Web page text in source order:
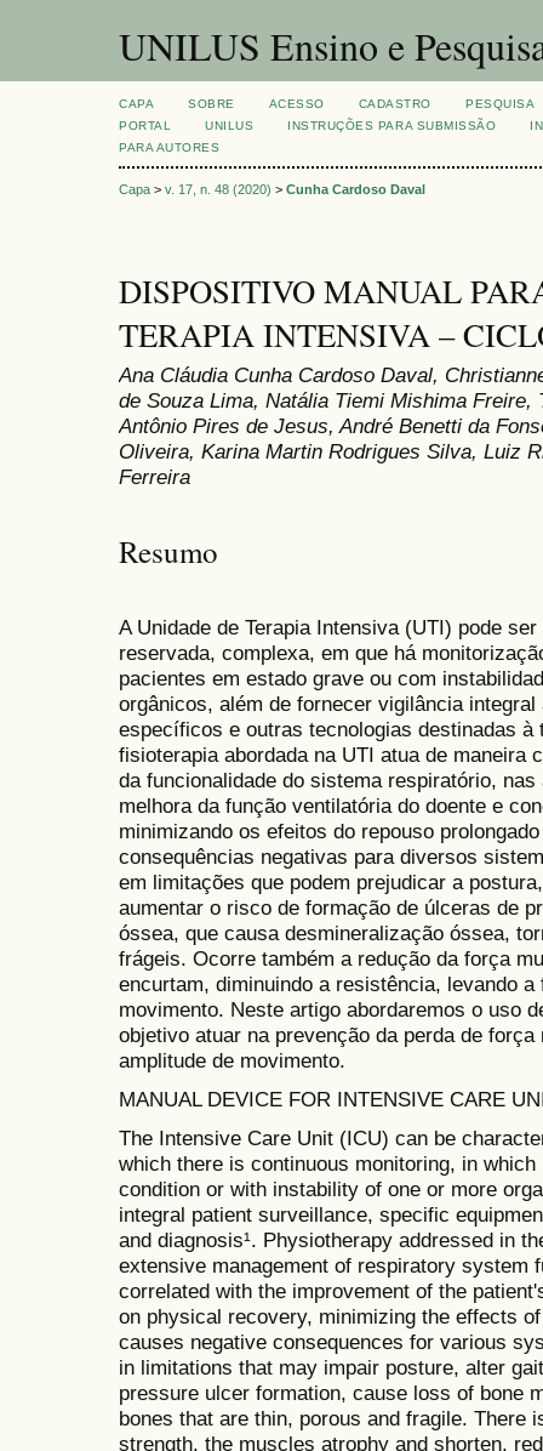
UNILUS Ensino e
CAPA SOBRE ACESSO CADASTRO
PESQUISA
PORTAL
UNILUS INSTRUÇÕES PARA SUBMISSÃO
PARA AUTORES
Capa > v. 17, n. 48 (2020) > Cunha Cardoso Daval
DISPOSITIVO MANUAL
TERAPIA INTENSIVA –
Ana Cláudia Cunha Cardoso Daval,
de Souza Lima, Natália Tiemi Mishima Freire,
Antônio Pires de Jesus, André Benetti da
Oliveira, Karina Martin Rodrigues Silva, Luiz
Ferreira
Resumo
A Unidade de Terapia Intensiva (UTI) pode
reservada, complexa, em que há
pacientes em estado grave ou com
orgânicos, além de fornecer vigilância
específicos e outras tecnologias destinadas à
fisioterapia abordada na UTI atua de maneira
da funcionalidade do sistema respiratório,
melhora da função ventilatória do doente e
minimizando os efeitos do repouso
consequências negativas para diversos
em limitações que podem prejudicar a
aumentar o risco de formação de úlceras de
óssea, que causa desmineralização óssea,
frágeis. Ocorre também a redução da força
encurtam, diminuindo a resistência, levando
movimento. Neste artigo abordaremos o uso
objetivo atuar na prevenção da perda de
amplitude de movimento.
MANUAL DEVICE FOR INTENSIVE CARE
The Intensive Care Unit (ICU) can be
which there is continuous monitoring, in
condition or with instability of one or more
integral patient surveillance, specific
and diagnosis¹. Physiotherapy addressed in
extensive management of respiratory system
correlated with the improvement of the
on physical recovery, minimizing the effects
causes negative consequences for various
in limitations that may impair posture, alter
pressure ulcer formation, cause loss of bone
bones that are thin, porous and fragile. There
strength, the muscles atrophy and shorten,